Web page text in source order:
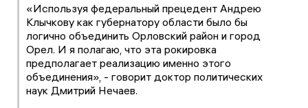
«Используя федеральный прецедент Андрею
Клычкову как губернатору области было бы
логично объединить Орловский район и город
Орел. И я полагаю, что эта рокировка
предполагает реализацию именно этого
объединения», - говорит доктор политических
наук Дмитрий Нечаев.